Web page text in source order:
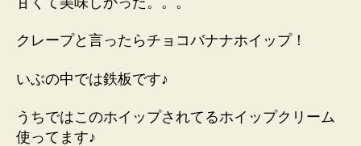
クレープと言ったらチョコバナナホイップ！
いぶの中では鉄板です♪
うちではこのホイップされてるホイップクリーム
使ってます♪